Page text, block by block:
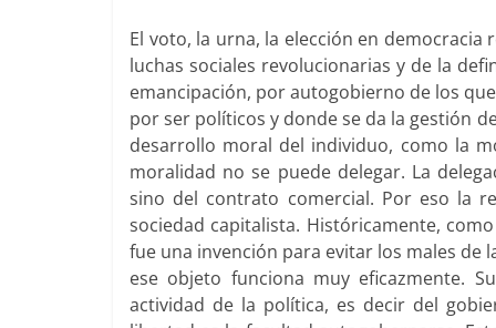
El voto, la urna, la elección en
luchas sociales revolucionarias y de la
emancipación, por autogobierno de los
por ser políticos y donde se da la gestión
desarrollo moral del individuo, como la
moralidad no se puede delegar. La
sino del contrato comercial. Por eso la
sociedad capitalista. Históricamente,
fue una invención para evitar los males de
ese objeto funciona muy eficazmente.
actividad de la política, es decir del